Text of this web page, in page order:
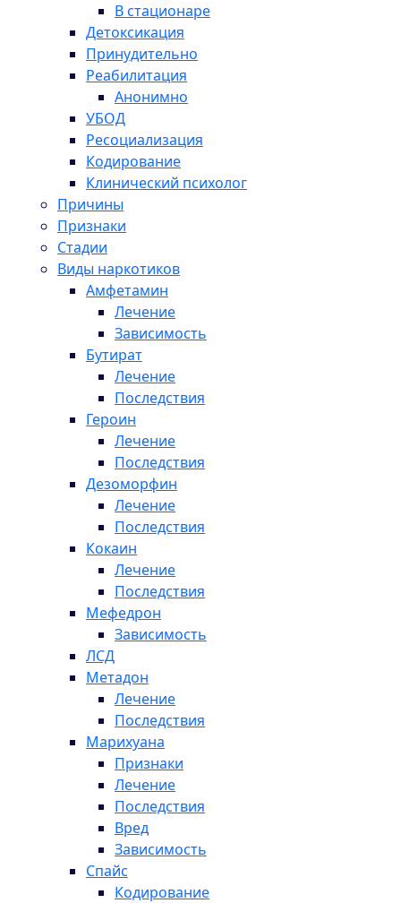
В стационаре
Детоксикация
Принудительно
Реабилитация
Анонимно
УБОД
Ресоциализация
Кодирование
Клинический психолог
Причины
Признаки
Стадии
Виды наркотиков
Амфетамин
Лечение
Зависимость
Бутират
Лечение
Последствия
Героин
Лечение
Последствия
Дезоморфин
Лечение
Последствия
Кокаин
Лечение
Последствия
Мефедрон
Зависимость
ЛСД
Метадон
Лечение
Последствия
Марихуана
Признаки
Лечение
Последствия
Вред
Зависимость
Спайс
Кодирование